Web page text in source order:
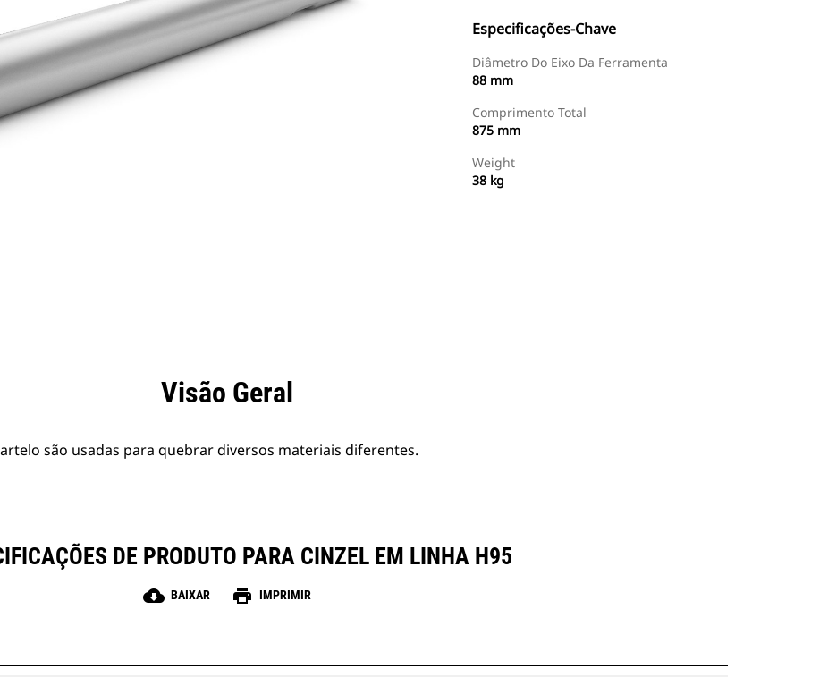
Especificações-Chave
Diâmetro Do Eixo Da Ferramenta
88 mm
Comprimento Total
875 mm
Weight
38 kg
Visão Geral
são usadas para quebrar diversos materiais diferentes.
DE PRODUTO PARA CINZEL EM LINHA H95
cloud_download BAIXAR print IMPRIMIR